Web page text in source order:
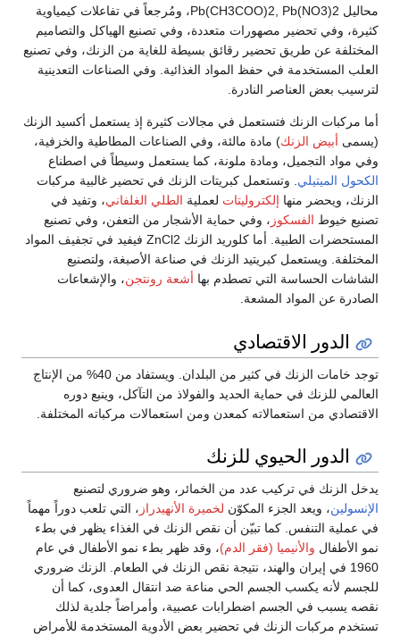
محاليل Pb(CH3COO)2, Pb(NO3)2، ومُرجعاً في تفاعلات كيمياوية
كثيرة، وفي تحضير مصهورات متعددة، وفي تصنيع الهياكل والتصاميم
المختلفة عن طريق تحضير رقائق بسيطة للغاية من الزنك، وفي تصنيع
العلب المستخدمة في حفظ المواد الغذائية. وفي الصناعات التعدينية
لترسيب بعض العناصر النادرة.
أما مركبات الزنك فتستعمل في مجالات كثيرة إذ يستعمل أكسيد الزنك
(يسمى أبيض الزنك) مادة مالئة، وفي الصناعات المطاطية والخزفية،
وفي مواد التجميل، ومادة ملونة، كما يستعمل وسيطاً في اصطناع
الكحول الميتيلي. وتستعمل كبريتات الزنك في تحضير غالبية مركبات
الزنك، ويحضر منها إلكتروليتات لعملية الطلي الغلفاني، وتفيد في
تصنيع خيوط الفسكوز ، وفي حماية الأشجار من التعفن، وفي تصنيع
المستحضرات الطبية. أما كلوريد الزنك ZnCl2 فيفيد في تجفيف المواد
المختلفة. ويستعمل كبريتيد الزنك في صناعة الأصبغة، ولتصنيع
الشاشات الحساسة التي تصطدم بها أشعة رونتجن، والإشعاعات
الصادرة عن المواد المشعة.
الدور الاقتصادي
توجد خامات الزنك في كثير من البلدان. ويستفاد من 40% من الإنتاج
العالمي للزنك في حماية الحديد والفولاذ من التآكل، وينبع دوره
الاقتصادي من استعمالاته كمعدن ومن استعمالات مركباته المختلفة.
الدور الحيوي للزنك
يدخل الزنك في تركيب عدد من الخمائر، وهو ضروري لتصنيع
الإنسولين، ويعد الجزء المكوّن لخميرة الأنهيدراز ، التي تلعب دوراً مهماً
في عملية التنفس. كما تبيّن أن نقص الزنك في الغذاء يظهر في بطء
نمو الأطفال والأنيميا (فقر الدم)، وقد ظهر بطء نمو الأطفال في عام
1960 في إيران والهند، نتيجة نقص الزنك في الطعام. الزنك ضروري
للجسم لأنه يكسب الجسم الحي مناعة ضد انتقال العدوى، كما أن
نقصه يسبب في الجسم اضطرابات عصبية، وأمراضاً جلدية لذلك
تستخدم مركبات الزنك في تحضير بعض الأدوية المستخدمة للأمراض